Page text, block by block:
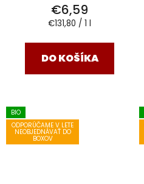
€6,59
Jednotková
€131,80 / 1 l
DO KOŠÍKA
BIO
ODPORÚČAME V LETE
NEOBJEDNÁVAŤ DO
BOXOV